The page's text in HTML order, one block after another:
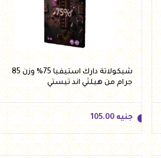
أضف للسلة
شيكولاتة دارك استيفيا 75% وزن 85
جرام من هيلثي اند تيستي
جنيه 105.00